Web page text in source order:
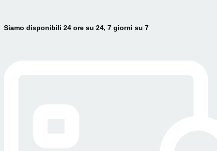
Siamo disponibili 24 ore su 24, 7 giorni su 7